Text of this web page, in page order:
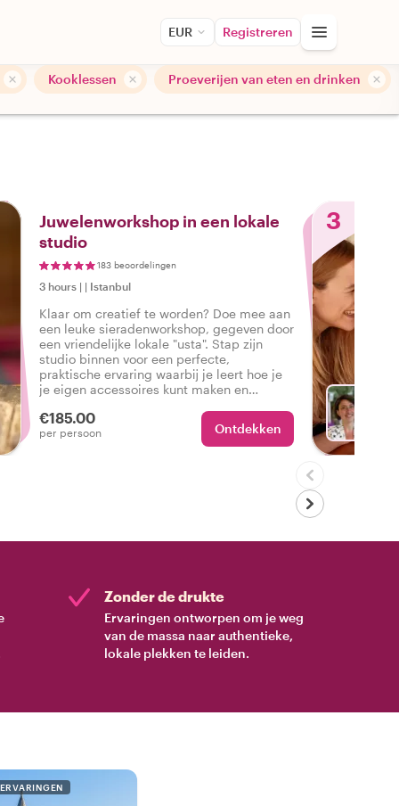
EUR Registreren
Kooklessen Proeverijen van eten en drinken
Juwelenworkshop in een lokale
studio
183 beoordelingen
3 hours | | Istanbul
Klaar om creatief te worden? Doe mee aan
een leuke sieradenworkshop, gegeven door
een vriendelijke lokale "usta". Stap zijn
studio binnen voor een perfecte,
praktische ervaring waarbij je leert hoe je
je eigen accessoires kunt maken en
€185.00
per persoon Ontdekken
3
Zonder de drukte
Ervaringen ontworpen om je weg
van de massa naar authentieke,
lokale plekken te leiden.